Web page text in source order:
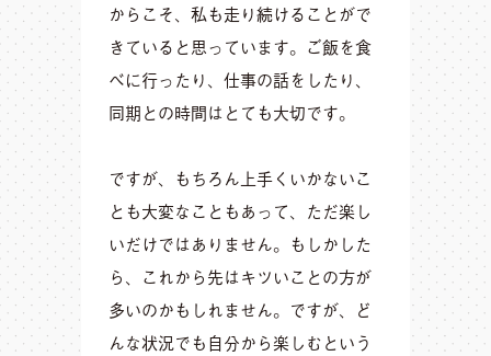
からこそ、私も走り続けることがで
きていると思っています。ご飯を食
べに行ったり、仕事の話をしたり、
同期との時間はとても大切です。
ですが、もちろん上手くいかないこ
とも大変なこともあって、ただ楽し
いだけではありません。もしかした
ら、これから先はキツいことの方が
多いのかもしれません。ですが、ど
んな状況でも自分から楽しむという